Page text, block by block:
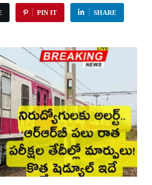
PIN IT SHARE